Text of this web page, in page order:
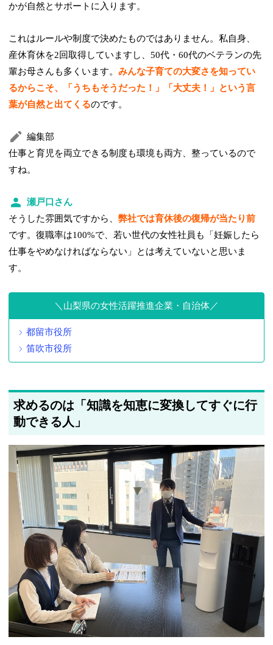
かが自然とサポートに入ります。
これはルールや制度で決めたものではありません。私自身、
産休育休を2回取得していますし、50代・60代のベテランの先
輩お母さんも多くいます。みんな子育ての大変さを知ってい
るからこそ、「うちもそうだった！」「大丈夫！」という言
葉が自然と出てくるのです。
編集部
仕事と育児を両立できる制度も環境も両方、整っているので
すね。
瀬戸口さん
そうした雰囲気ですから、弊社では育休後の復帰が当たり前
です。復職率は100%で、若い世代の女性社員も「妊娠したら
仕事をやめなければならない」とは考えていないと思いま
す。
山梨県の女性活躍推進企業・自治体
都留市役所
笛吹市役所
求めるのは「知識を知恵に変換してすぐに行
動できる人」